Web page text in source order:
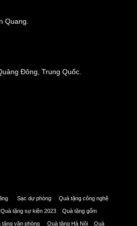
Quang.
Đông, Trung Quốc.
Sạc dự phòng Quà tặng công nghệ
tặng sự kiện 2023 Quà tặng gốm
văn phòng Quà tặng Hà Nội Quà